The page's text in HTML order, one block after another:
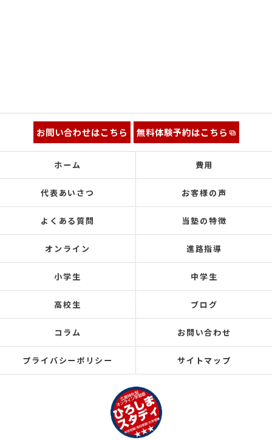
お問い合わせはこちら 無料体験予約はこちら
ホーム 費用
代表あいさつ お客様の声
よくある質問 当塾の特徴
オンライン 進路指導
小学生 中学生
高校生 ブログ
コラム お問い合わせ
プライバシーポリシー サイトマップ